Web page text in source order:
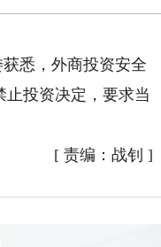
悉，外商投资安全
止投资决定，要求当
[ 责编：战钊 ]